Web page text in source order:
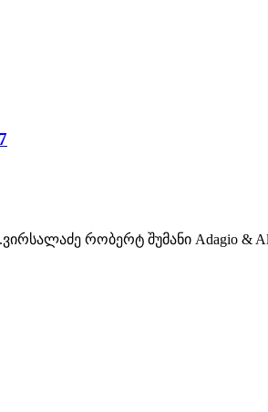
რობერტ შუმანი Adagio &